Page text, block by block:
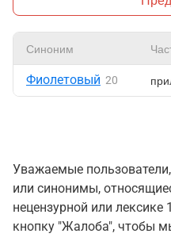
Синоним
Фиолетовый 20
Уважаемые
или синонимы,
нецензурной или
кнопку "Жалоба", чтобы